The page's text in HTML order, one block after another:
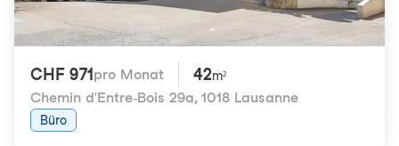
CHF 971 pro Monat 42m²
Chemin d'Entre-Bois 29a, 1018 Lausanne
Büro